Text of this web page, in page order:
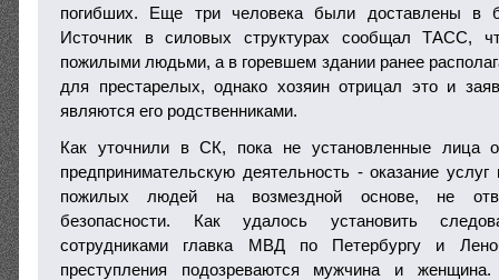
погибших. Еще три человека были доставлены в
Источник в силовых структурах сообщал ТАСС,
пожилыми людьми, а в горевшем здании ранее
для престарелых, однако хозяин отрицал это и
являются его родственниками.
Как уточнили в СК, пока не установленные лица
предпринимательскую деятельность - оказание
пожилых людей на возмездной основе, не
безопасности. Как удалось установить
сотрудниками главка МВД по Петербургу и
преступления подозреваются мужчина и